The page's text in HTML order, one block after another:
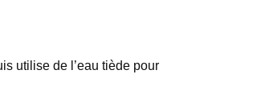
utilise de l’eau tiède pour